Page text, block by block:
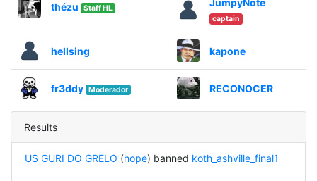
thézu Staff HL JumpyNote
captain
hellsing kapone
fr3ddy Moderador RECONOCER
Results
US GURI DO GRELO (hope) banned koth_ashville_final1